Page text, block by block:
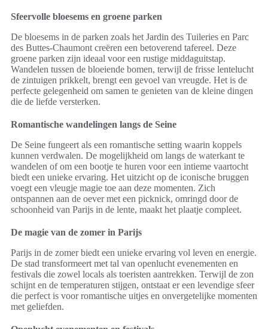
Sfeervolle bloesems en groene parken
De bloesems in de parken zoals het Jardin des Tuileries en Parc
des Buttes-Chaumont creëren een betoverend tafereel. Deze
groene parken zijn ideaal voor een rustige middaguitstap.
Wandelen tussen de bloeiende bomen, terwijl de frisse lentelucht
de zintuigen prikkelt, brengt een gevoel van vreugde. Het is de
perfecte gelegenheid om samen te genieten van de kleine dingen
die de liefde versterken.
Romantische wandelingen langs de Seine
De Seine fungeert als een romantische setting waarin koppels
kunnen verdwalen. De mogelijkheid om langs de waterkant te
wandelen of om een bootje te huren voor een intieme vaartocht
biedt een unieke ervaring. Het uitzicht op de iconische bruggen
voegt een vleugje magie toe aan deze momenten. Zich
ontspannen aan de oever met een picknick, omringd door de
schoonheid van Parijs in de lente, maakt het plaatje compleet.
De magie van de zomer in Parijs
Parijs in de zomer biedt een unieke ervaring vol leven en energie.
De stad transformeert met tal van openlucht evenementen en
festivals die zowel locals als toeristen aantrekken. Terwijl de zon
schijnt en de temperaturen stijgen, ontstaat er een levendige sfeer
die perfect is voor romantische uitjes en onvergetelijke momenten
met geliefden.